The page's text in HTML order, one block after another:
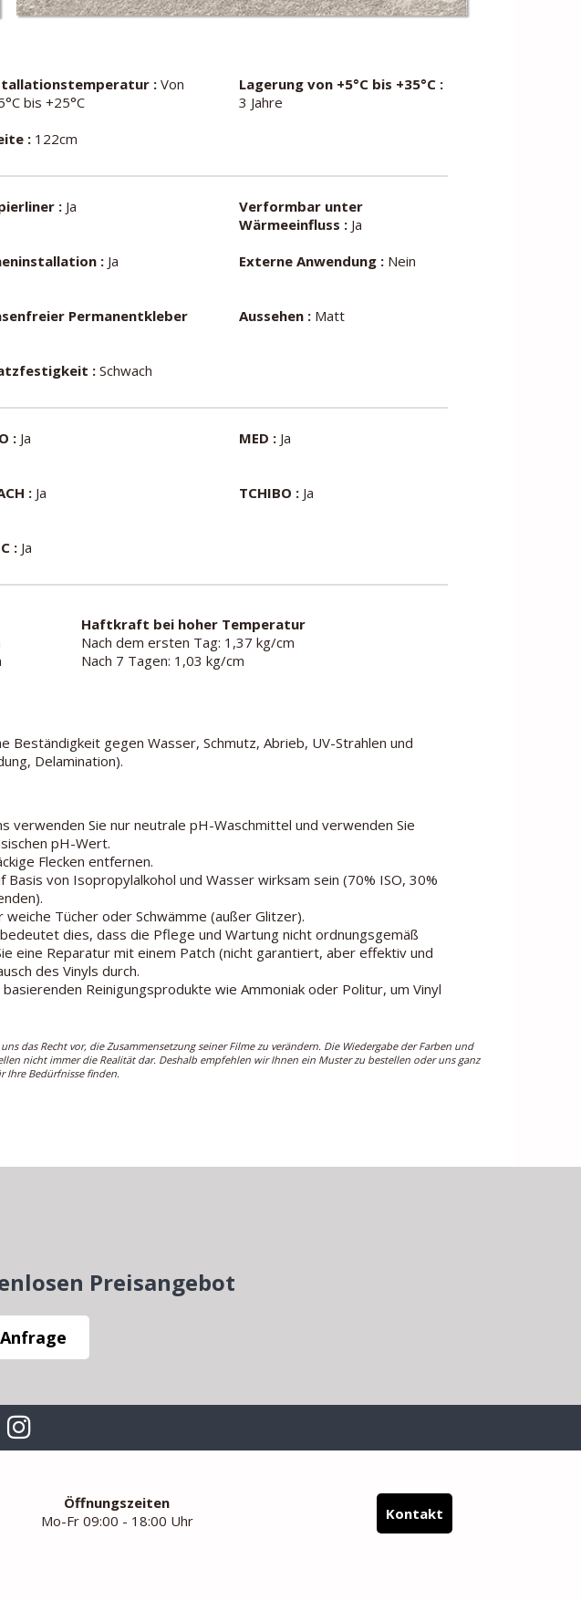
:Von
bis +25°C
Lagerung von +5°C bis +35°C :
3 Jahre
:122cm
:Ja
Verformbar unter
Wärmeeinfluss :Ja
:Ja Externe Anwendung :Nein
Permanentkleber
Aussehen :Matt
:Schwach
:Ja MED :Ja
:Ja TCHIBO :Ja
:Ja
Haftkraft bei hoher Temperatur
Nach dem ersten Tag: 1,37 kg/cm
Nach 7 Tagen: 1,03 kg/cm
Beständigkeit gegen Wasser, Schmutz, Abrieb, UV-Strahlen und
Delamination).
verwenden Sie nur neutrale pH-Waschmittel und verwenden Sie
pH-Wert.
Flecken entfernen.
Basis von Isopropylalkohol und Wasser wirksam sein (70% ISO, 30%
Tücher oder Schwämme (außer Glitzer).
dies, dass die Pflege und Wartung nicht ordnungsgemäß
eine Reparatur mit einem Patch (nicht garantiert, aber effektiv und
des Vinyls durch.
Reinigungsprodukte wie Ammoniak oder Politur, um Vinyl
das Recht vor, die Zusammensetzung seiner Filme zu verändern. Die Wiedergabe der Farben und
nicht immer die Realität dar. Deshalb empfehlen wir Ihnen ein Muster zu bestellen oder uns ganz
Ihre Bedürfnisse finden.
Preisangebot
Öffnungszeiten
Mo-Fr 09:00 - 18:00 Uhr
Kontakt